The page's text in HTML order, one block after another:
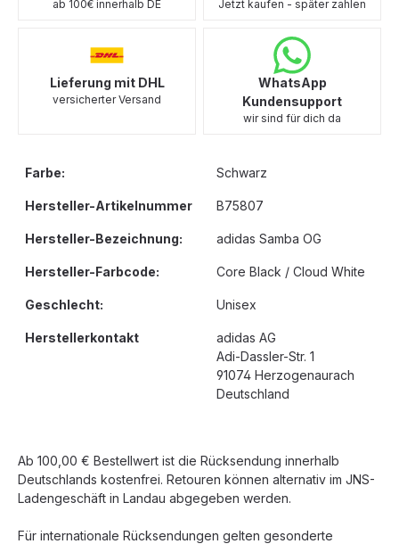
ab 100€ innerhalb DE Jetzt kaufen - später zahlen
Lieferung mit DHL
versicherter Versand
WhatsApp
Kundensupport
wir sind für dich da
Farbe: Schwarz
Hersteller-Artikelnummer B75807
Hersteller-Bezeichnung: adidas Samba OG
Hersteller-Farbcode: Core Black / Cloud White
Geschlecht: Unisex
Herstellerkontakt
adidas AG
Adi-Dassler-Str. 1
91074 Herzogenaurach
Deutschland
Ab 100,00 € Bestellwert ist die Rücksendung innerhalb
Deutschlands kostenfrei. Retouren können alternativ im JNS-
Ladengeschäft in Landau abgegeben werden.
Für internationale Rücksendungen gelten gesonderte